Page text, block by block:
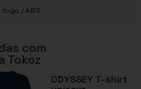
trigo / ABS
com
Tokoz
ODYSSEY T-shirt